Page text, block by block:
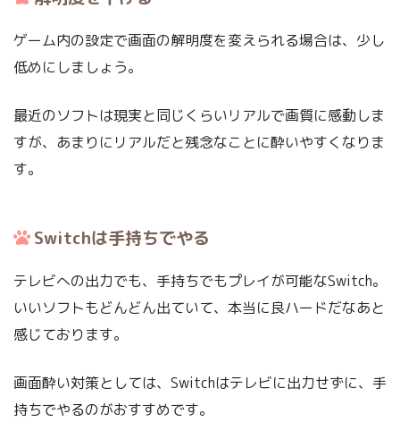
ゲーム内の設定で画面の解明度を変えられる場合は、少し
低めにしましょう。
最近のソフトは現実と同じくらいリアルで画質に感動しま
すが、あまりにリアルだと残念なことに酔いやすくなりま
す。
Switchは手持ちでやる
テレビへの出力でも、手持ちでもプレイが可能なSwitch。
いいソフトもどんどん出ていて、本当に良ハードだなあと
感じております。
画面酔い対策としては、Switchはテレビに出力せずに、手
持ちでやるのがおすすめです。